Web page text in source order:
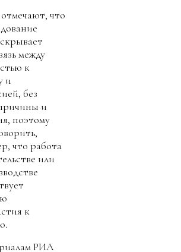
что
между
к
и
без
и
поэтому
что работа
или
к
РИА